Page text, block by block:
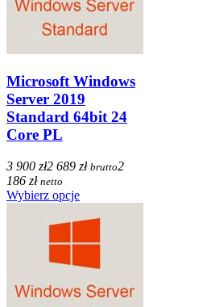
Microsoft Windows
Server 2019
Standard 64bit 24
Core PL
3 900 zł2 689 zł brutto2
186 zł netto
Wybierz opcje